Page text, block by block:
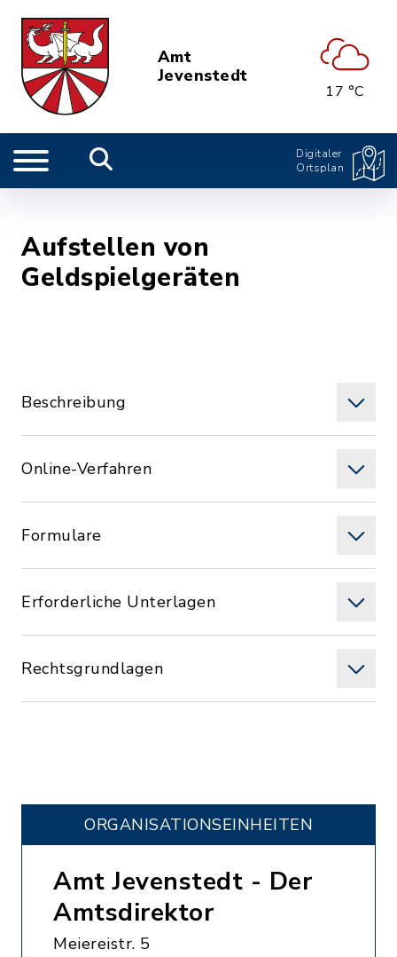
Amt
Jevenstedt
17 °C
Digitaler
Ortsplan
Aufstellen von
Geldspielgeräten
Beschreibung
Online-Verfahren
Formulare
Erforderliche Unterlagen
Rechtsgrundlagen
ORGANISATIONS­EINHEITEN
Amt Jevenstedt - Der
Amtsdirektor
Meiereistr. 5